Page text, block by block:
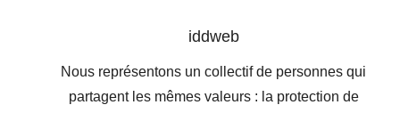
iddweb
Nous représentons un collectif de personnes qui
partagent les mêmes valeurs : la protection de